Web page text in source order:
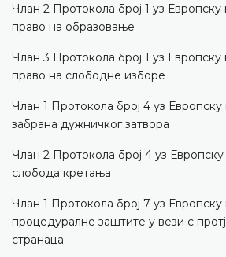
Члан 2 Протокола број 1 уз Европску
право на образовање
Члан 3 Протокола број 1 уз Европску
право на слободне изборе
Члан 1 Протокола број 4 уз Европску
забрана дужничког затвора
Члан 2 Протокола број 4 уз Европску
слобода кретања
Члан 1 Протокола број 7 уз Европску
процедуралне заштите у вези с
странаца